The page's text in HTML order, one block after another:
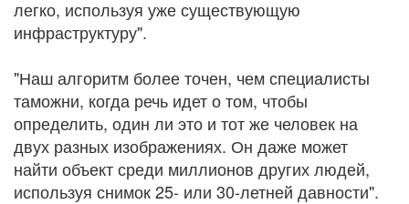
легко, используя уже существующую
инфраструктуру".
"Наш алгоритм более точен, чем специалисты
таможни, когда речь идет о том, чтобы
определить, один ли это и тот же человек на
двух разных изображениях. Он даже может
найти объект среди миллионов других людей,
используя снимок 25- или 30-летней давности".